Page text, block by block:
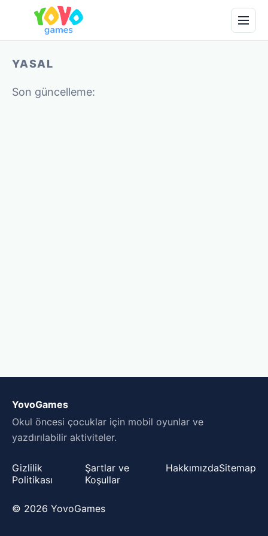
YASAL
Son güncelleme:
YovoGames
Okul öncesi çocuklar için mobil oyunlar ve
yazdırılabilir aktiviteler.
Gizlilik
Politikası
Şartlar ve
Koşullar
HakkımızdaSitemap
© 2026 YovoGames